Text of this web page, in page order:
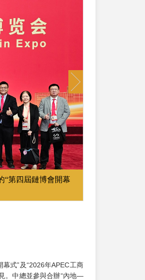
“第四屆鏈博會開幕
Next
式”及“2026年APEC工商
。中總並參與合辦“內地—